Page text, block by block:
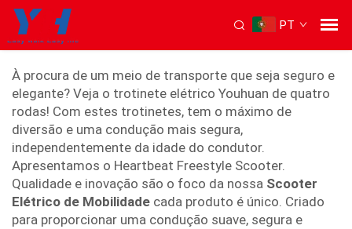
PT
Patinete elétrica com 4 rodas
À procura de um meio de transporte que seja seguro e
elegante? Veja o trotinete elétrico Youhuan de quatro
rodas! Com estes trotinetes, tem o máximo de
diversão e uma condução mais segura,
independentemente da idade do condutor.
Apresentamos o Heartbeat Freestyle Scooter.
Qualidade e inovação são o foco da nossa Scooter
Elétrico de Mobilidade cada produto é único. Criado
para proporcionar uma condução suave, segura e